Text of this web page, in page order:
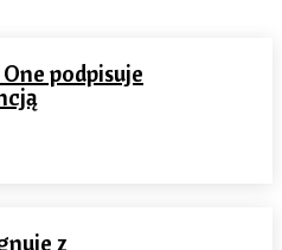
podpisuje
z